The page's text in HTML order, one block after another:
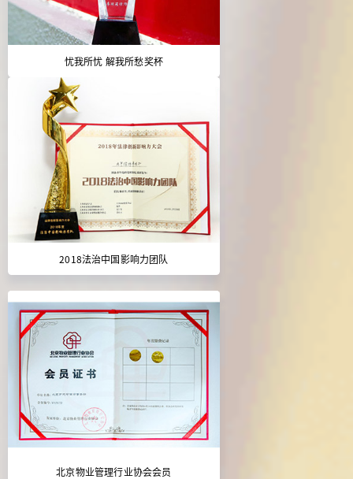
忧我所忧 解我所愁奖杯
2018法治中国影响力团队
北京物业管理行业协会会员